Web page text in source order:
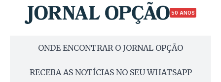
50 ANOS
ONDE ENCONTRAR O JORNAL OPÇÃO
RECEBA AS NOTÍCIAS NO SEU WHATSAPP